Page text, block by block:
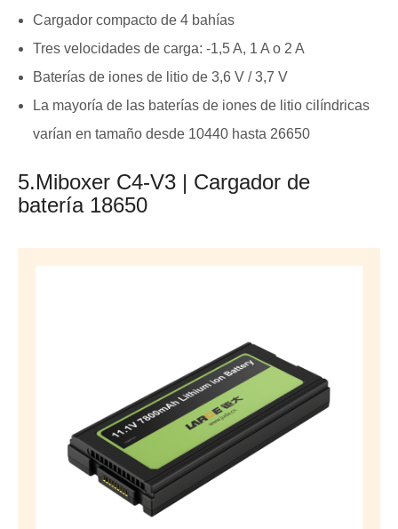
Cargador compacto de 4 bahías
Tres velocidades de carga: -1,5 A, 1 A o 2 A
Baterías de iones de litio de 3,6 V / 3,7 V
La mayoría de las baterías de iones de litio cilíndricas
varían en tamaño desde 10440 hasta 26650
5.Miboxer C4-V3 | Cargador de
batería 18650